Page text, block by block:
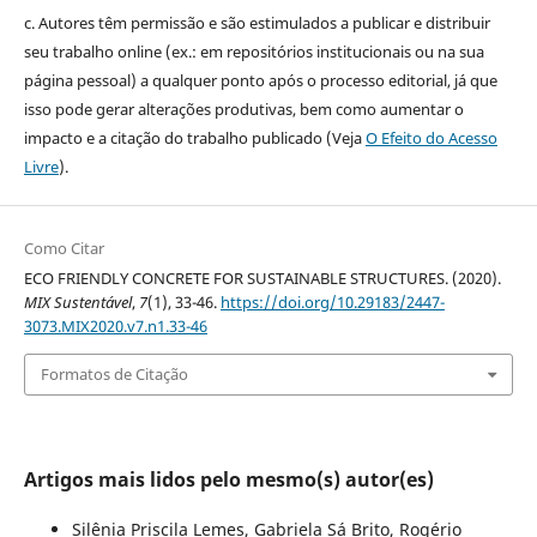
c. Autores têm permissão e são estimulados a publicar e distribuir
seu trabalho online (ex.: em repositórios institucionais ou na sua
página pessoal) a qualquer ponto após o processo editorial, já que
isso pode gerar alterações produtivas, bem como aumentar o
impacto e a citação do trabalho publicado (VejaO Efeito do Acesso
Livre).
Como Citar
ECO FRIENDLY CONCRETE FOR SUSTAINABLE STRUCTURES. (2020).
MIX Sustentável, 7(1), 33-46. https://doi.org/10.29183/2447-
3073.MIX2020.v7.n1.33-46
Formatos de Citação
Artigos mais lidos pelo mesmo(s) autor(es)
Silênia Priscila Lemes, Gabriela Sá Brito, Rogério